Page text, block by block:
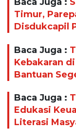
Timur,
Disdukcapil
Baca Juga :
Kebakaran
Bantuan
Baca Juga :
Edukasi
Literasi